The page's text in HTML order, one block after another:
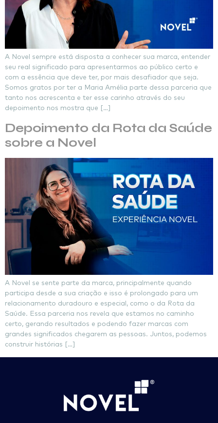
A Novel sempre está disposta a conhecer sua marca, entender
seu real significado para apresentarmos ao público certo e
com a essência que deve ter, por mais desafiador que seja.
Somos gratos por ter a Maria Amélia parte dessa parceria que
tanto nos acrescenta e ter esse carinho através do seu
depoimento nos mostra que […]
Depoimento da Rota da Saúde
sobre a Novel
A Novel se sente parte da marca, principalmente quando
participa desde a sua criação e isso é prolongado para um
relacionamento duradouro e especial, como o da Rota da
Saúde. Essa parceria nos revela que estamos no caminho
certo, gerando resultados e podendo fazer marcas com
grandes significados chegarem as pessoas. Juntos, podemos
construir histórias […]